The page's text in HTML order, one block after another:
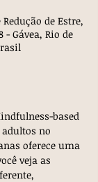
de Estre,
- Gávea, Rio de
based
no
oferece uma
veja as